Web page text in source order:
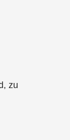
zu